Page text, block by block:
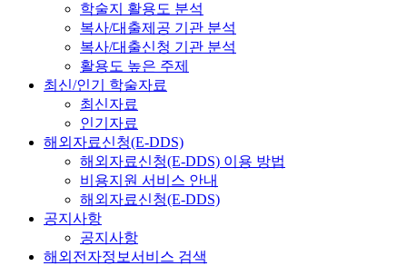
학술지 활용도 분석
복사/대출제공 기관 분석
복사/대출신청 기관 분석
활용도 높은 주제
최신/인기 학술자료
최신자료
인기자료
해외자료신청(E-DDS)
해외자료신청(E-DDS) 이용 방법
비용지원 서비스 안내
해외자료신청(E-DDS)
공지사항
공지사항
해외전자정보서비스 검색